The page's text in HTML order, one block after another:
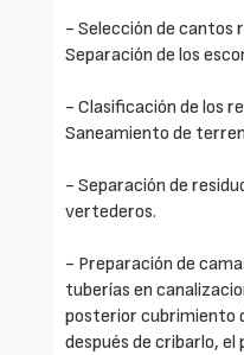
- Selección de cantos
Separación de los
- Clasificación de los
Saneamiento de
- Separación de
vertederos.
- Preparación de
tuberías en
posterior cubrimiento
después de cribarlo,